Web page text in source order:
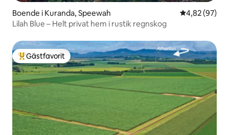
Boende i Kuranda, Speewah 4,82 av 5 i
4,82 (97)
Lilah Blue – Helt privat hem i rustik regnskog
Populär gästfavorit
Gästfavorit